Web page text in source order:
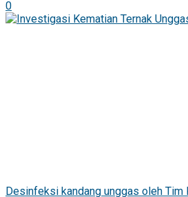
0
Desinfeksi kandang unggas oleh Tim